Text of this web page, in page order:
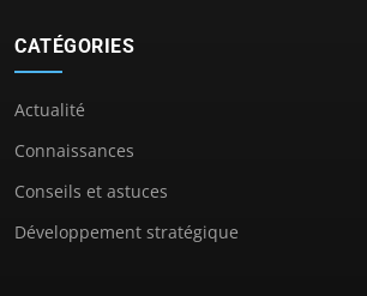
CATÉGORIES
Actualité
Connaissances
Conseils et astuces
Développement stratégique